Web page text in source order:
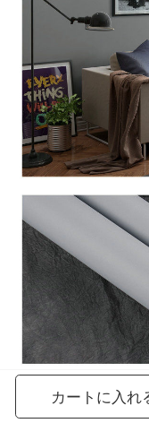
カートに入れ